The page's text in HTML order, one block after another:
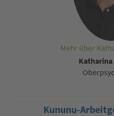
Mehr über
Katharina
Kununu-